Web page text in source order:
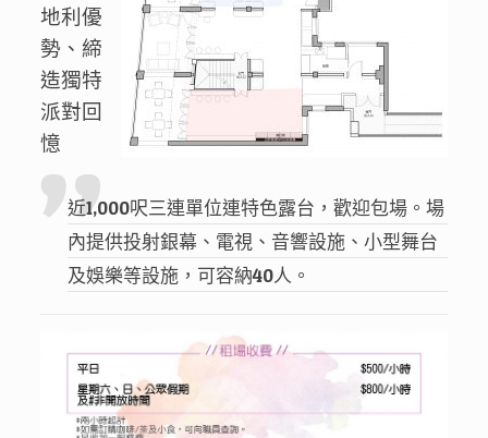
地利優
勢、締
造獨特
派對回
憶
近1,000呎三連單位連特色露台，歡迎包場。場
內提供投射銀幕、電視、音響設施、小型舞台
及娛樂等設施，可容納40人。